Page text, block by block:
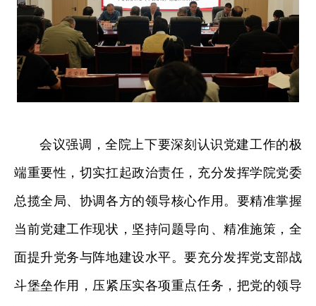
会议强调，全院上下要深刻认识党建工作的极
端重要性，切实扛起政治责任，充分发挥学院党委
总揽全局、协调各方的领导核心作用。要精准掌握
当前党建工作现状，坚持问题导向、精准施策，全
面提升党务与阵地建设水平。要充分发挥党支部战
斗堡垒作用，压紧压实各项重点任务，把党的领导